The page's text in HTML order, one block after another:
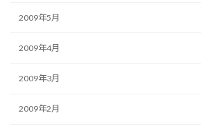
2009年5月
2009年4月
2009年3月
2009年2月